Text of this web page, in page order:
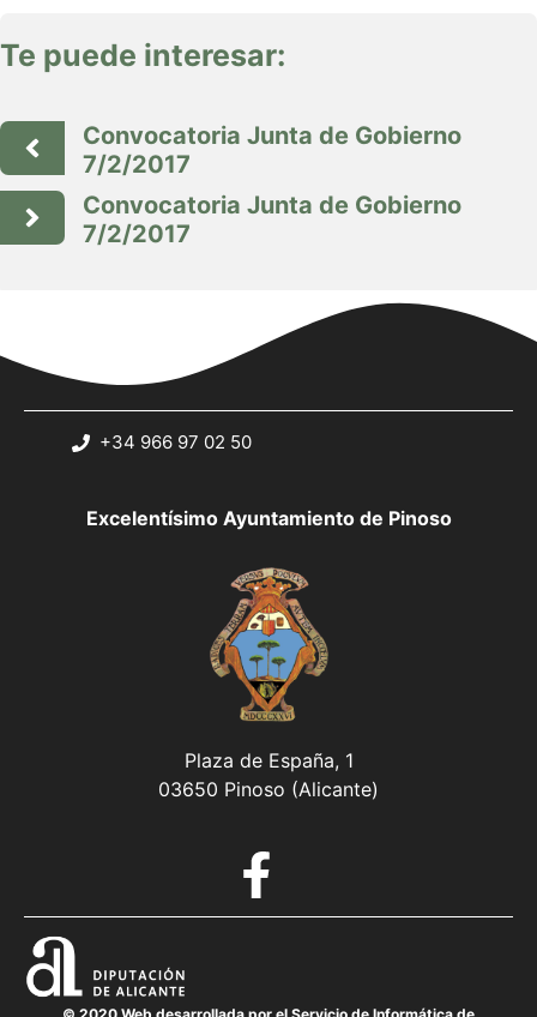
Te puede interesar:
Convocatoria Junta de Gobierno
7/2/2017
Convocatoria Junta de Gobierno
7/2/2017
+34 966 97 02 50
Excelentísimo Ayuntamiento de Pinoso
Plaza de España, 1
03650 Pinoso (Alicante)